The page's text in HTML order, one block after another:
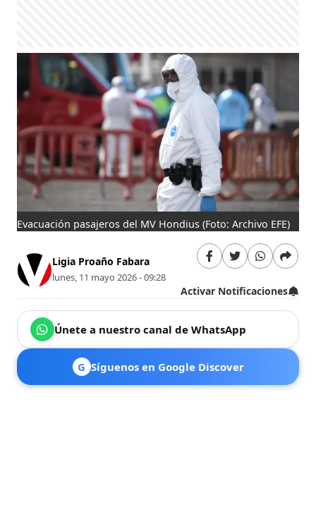
Evacuación pasajeros del MV Hondius (Foto: Archivo EFE)
Ligia Proaño Fabara
lunes, 11 mayo 2026 - 09:28
Activar Notificaciones
Únete a nuestro canal de WhatsApp
G Síguenos en Google Discover